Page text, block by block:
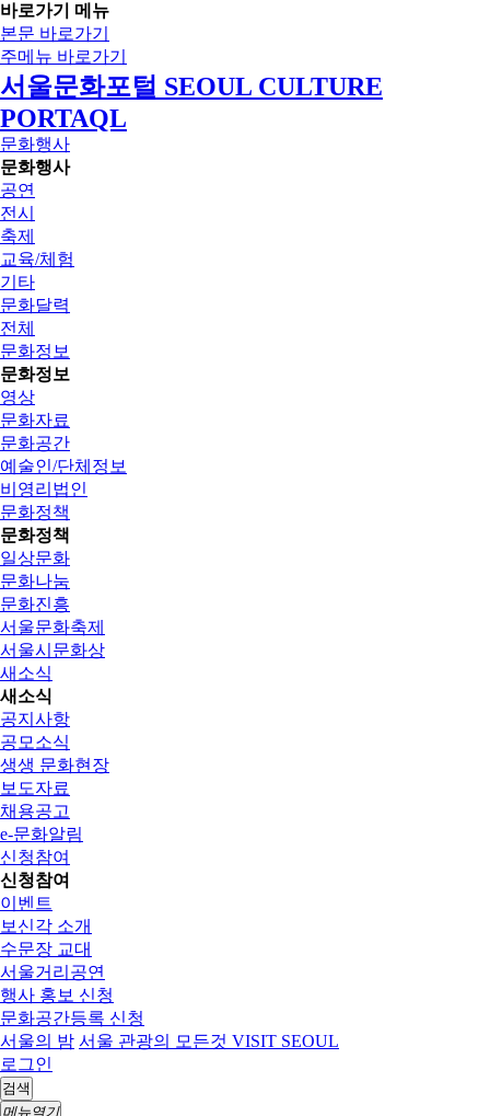
바로가기 메뉴
본문 바로가기
주메뉴 바로가기
서울문화포털 SEOUL CULTURE
PORTAQL
문화행사
문화행사
공연
전시
축제
교육/체험
기타
문화달력
전체
문화정보
문화정보
영상
문화자료
문화공간
예술인/단체정보
비영리법인
문화정책
문화정책
일상문화
문화나눔
문화진흥
서울문화축제
서울시문화상
새소식
새소식
공지사항
공모소식
생생 문화현장
보도자료
채용공고
e-문화알림
신청참여
신청참여
이벤트
보신각 소개
수문장 교대
서울거리공연
행사 홍보 신청
문화공간등록 신청
서울의 밤 서울 관광의 모든것 VISIT SEOUL
로그인
검색
메뉴열기